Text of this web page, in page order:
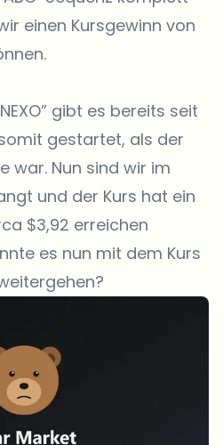
einen Kursgewinn von
gibt es bereits seit
gestartet, als der
war. Nun sind wir im
und der Kurs hat ein
$3,92 erreichen
es nun mit dem Kurs